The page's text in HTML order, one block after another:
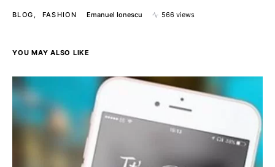
BLOG FASHION Emanuel Ionescu 566 views
YOU MAY ALSO LIKE